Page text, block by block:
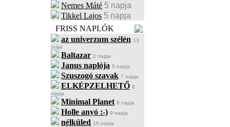
Nemes Máté 5 napja
Tikkel Lajos 5 napja
FRISS NAPLÓK
az univerzum szélén 13
órája
Baltazar 2 napja
Janus naplója 5 napja
Szuszogó szavak 7 napja
ELKÉPZELHETŐ 8
napja
Minimal Planet 9 napja
Holle anyó :-) 9 napja
nélküled 16 napja